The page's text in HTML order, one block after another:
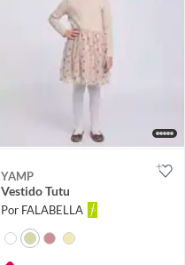
YAMP
Vestido Tutu
Por FALABELLA